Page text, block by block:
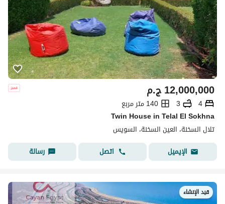
ج.م12,000,000
4
3
140 متر مربع
Twin House in Telal El Sokhna
تلال السخنة، العين السخنة، السويس
الإيميل
اتصل رسالة
قيد الإنشاء